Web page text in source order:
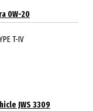
0W-20
T-IV
JWS 3309